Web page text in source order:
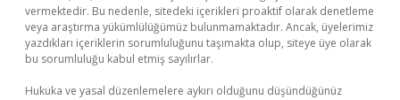
vermektedir. Bu nedenle, sitedeki içerikleri proaktif olarak denetleme
veya araştırma yükümlülüğümüz bulunmamaktadır. Ancak, üyelerimiz
yazdıkları içeriklerin sorumluluğunu taşımakta olup, siteye üye olarak
bu sorumluluğu kabul etmiş sayılırlar.
Hukuka ve yasal düzenlemelere aykırı olduğunu düşündüğünüz